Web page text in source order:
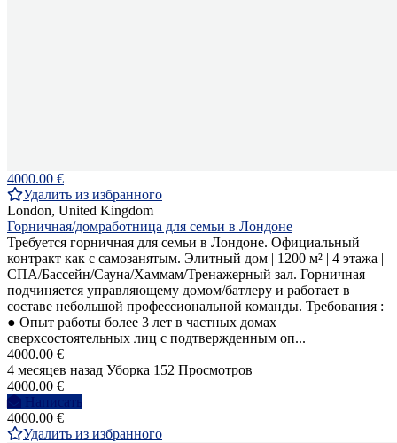
4000.00 €
Удалить из избранного
London, United Kingdom
Горничная/домработница для семьи в Лондоне
Требуется горничная для семьи в Лондоне. Официальный
контракт как с самозанятым. Элитный дом | 1200 м² | 4 этажа |
СПА/Бассейн/Сауна/Хаммам/Тренажерный зал. Горничная
подчиняется управляющему домом/батлеру и работает в
составе небольшой профессиональной команды. Требования :
● Опыт работы более 3 лет в частных домах
сверхсостоятельных лиц с подтвержденным оп...
4000.00 €
4 месяцев назад Уборка 152 Просмотров
4000.00 €
Написать
4000.00 €
Удалить из избранного